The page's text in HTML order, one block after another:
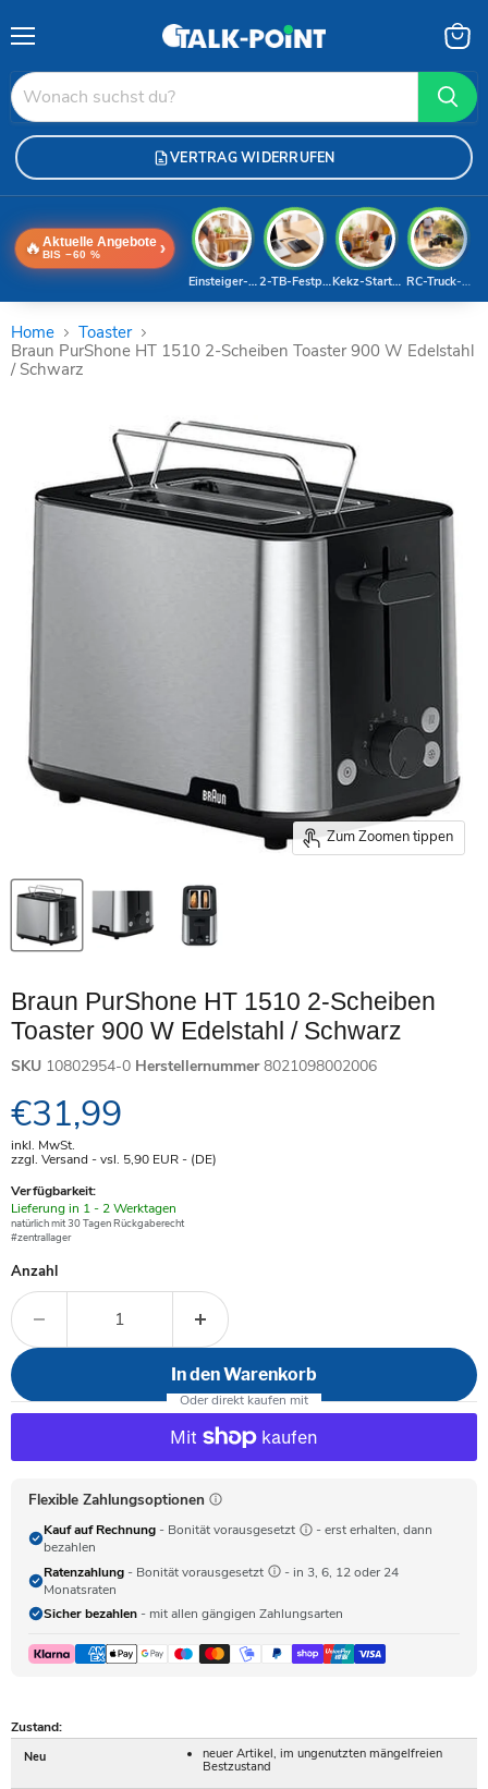
VERTRAG WIDERRUFEN
🔥 Aktuelle Angebote
BIS −60 % ›
RC-Truck-Deal
Kekz-Starterset
2-TB-Festplatte
Einsteiger-Handy
Home
Toaster
Braun PurShone HT 1510 2-Scheiben Toaster 900 W Edelstahl
/ Schwarz
Zum Zoomen tippen
Braun PurShone HT 1510 2-Scheiben
Toaster 900 W Edelstahl / Schwarz
SKU 10802954-0 Herstellernummer 8021098002006
Aktueller Preis
€31,99
inkl. MwSt.
zzgl. Versand - vsl. 5,90 EUR- (DE)
Verfügbarkeit:
Verfügbar
-
Lieferung in 1 - 2 Werktagen
natürlich mit 30 Tagen Rückgaberecht
#zentrallager
Anzahl
In den Warenkorb
Flexible Zahlungsoptionen
Kauf auf Rechnung - Bonität vorausgesetzt
- erst erhalten, dann
bezahlen
Ratenzahlung - Bonität vorausgesetzt
- in 3, 6, 12 oder 24
Monatsraten
Sicher bezahlen - mit allen gängigen Zahlungsarten
Zustand:
Neu
neuer Artikel, im ungenutzten mängelfreien
Bestzustand